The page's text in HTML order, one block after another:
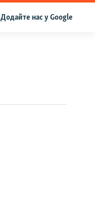
Додайте нас у Google